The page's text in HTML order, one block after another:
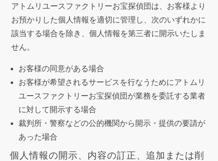
アトムリユースファクトリーお宝探偵団は、お客様より
お預かりした個人情報を適切に管理し、次のいずれかに
該当する場合を除き、個人情報を第三者に開示いたしま
せん。
お客様の同意がある場合
お客様が希望されるサービスを行なうためにアトムリ
ユースファクトリーお宝探偵団が業務を委託する業者
に対して開示する場合
裁判所・警察などの公的機関から開示・提供の要請が
あった場合
個人情報の開示、内容の訂正、追加または削